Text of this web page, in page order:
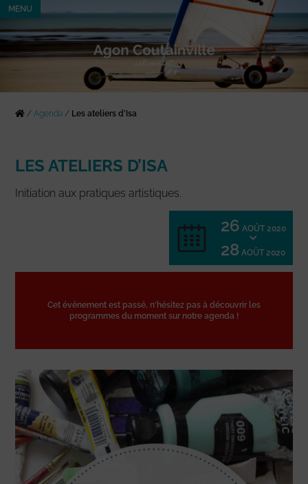
MENU
/Agenda / Les ateliers d’Isa
LES ATELIERS D’ISA
Initiation aux pratiques artistiques.
26 AOÛT 2020
28 AOÛT 2020
Cet événement est passé, n'hésitez pas à découvrir les
programmes du moment sur notre agenda !